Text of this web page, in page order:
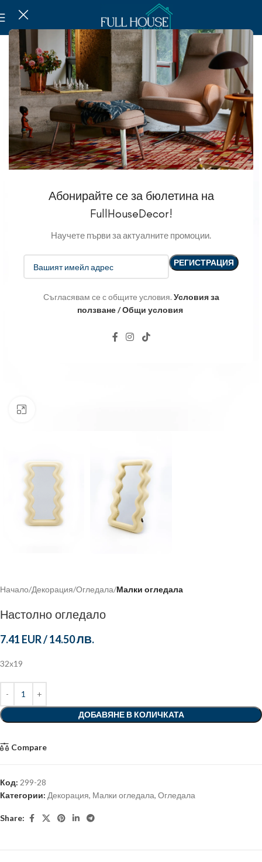
Абонирайте се за бюлетина на
FullHouseDecor!
Научете първи за актуалните промоции.
Съгласявам се с общите условия. Условия за
ползване / Общи условия
Начало Декорация Огледала Малки огледала
Настолно огледало
7.41 EUR/14.50 ЛВ.
32х19
ДОБАВЯНЕ В КОЛИЧКАТА
Compare
Код: 299-28
Категории: Декорация, Малки огледала, Огледала
Share: